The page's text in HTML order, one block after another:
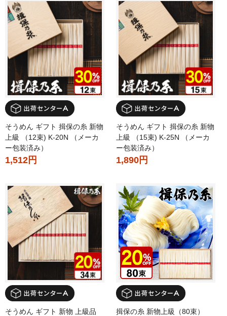
そうめん ギフト 揖保の糸 新物
上級 （12束) K-20N （メーカ
ー包装済み）
1,512円
そうめん ギフト 揖保の糸 新物
上級 （15束) K-25N （メーカ
ー包装済み）
1,890円
そうめん ギフト 新物 上級品
揖保の糸 新物上級（80束）